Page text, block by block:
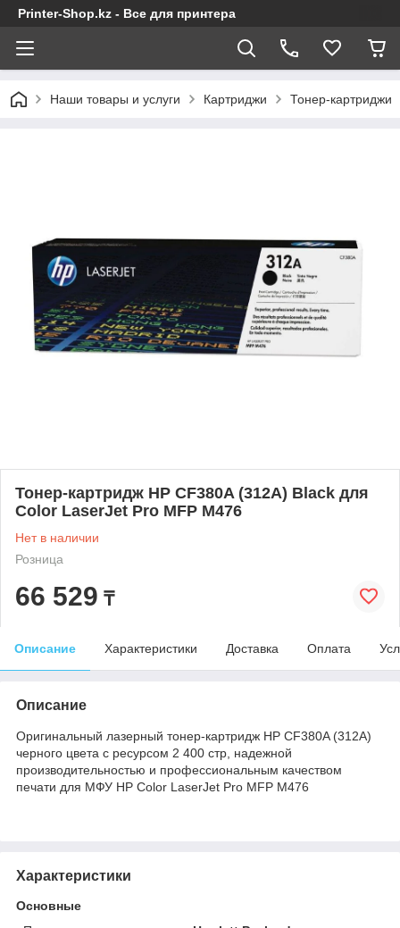
Printer-Shop.kz - Все для принтера
Наши товары и услуги Картриджи Тонер-картриджи
Тонер-картридж HP CF380A (312A) Black для
Color LaserJet Pro MFP M476
Нет в наличии
Розница
66 529 ₸
Описание Характеристики Доставка Оплата
Описание
Оригинальный лазерный тонер-картридж HP CF380A (312A)
черного цвета с ресурсом 2 400 стр, надежной
производительностью и профессиональным качеством
печати для МФУ HP Color LaserJet Pro MFP M476
Характеристики
Основные